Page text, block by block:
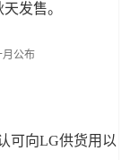
发售。
可向LG供货用以